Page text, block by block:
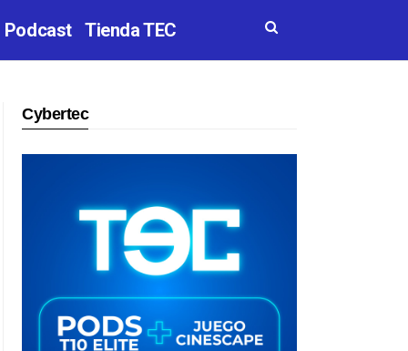
Podcast Tienda TEC
Cybertec